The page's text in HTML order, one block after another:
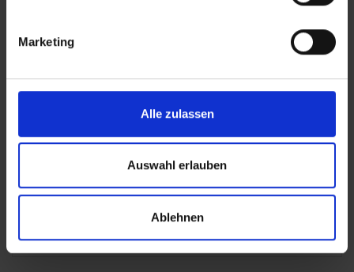
Marketing
Alle zulassen
Auswahl erlauben
Ablehnen
Santhiya Tree Koh Chang Resort
Thailand – Koh Chang
The Aiyapura Koh Chang
Thailand – Koh Chang
Koh Chang